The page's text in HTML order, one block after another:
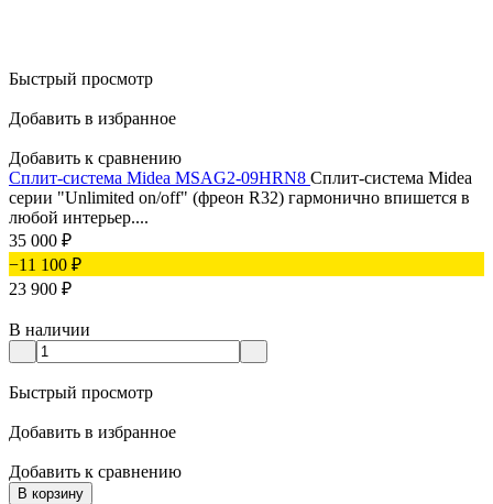
Быстрый просмотр
Добавить в избранное
Добавить к сравнению
Сплит-система Midea MSAG2-09HRN8 Сплит-система Midea
серии "Unlimited on/off" (фреон R32) гармонично впишется в
любой интерьер....
35 000 ₽
−11 100 ₽
23 900 ₽
В наличии
Быстрый просмотр
Добавить в избранное
Добавить к сравнению
В корзину